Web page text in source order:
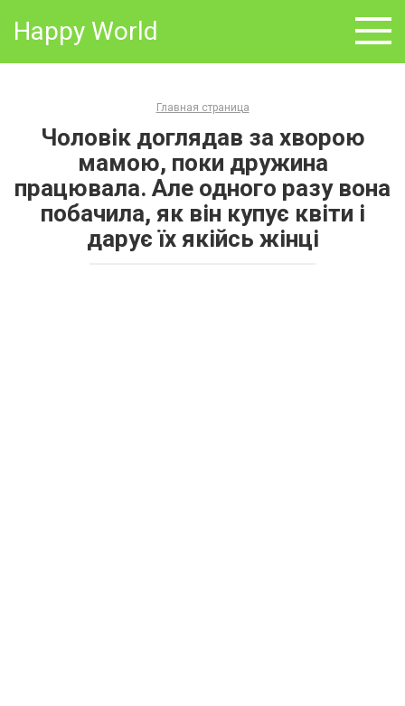
Happy World
Главная страница
Чоловік доглядав за хворою
мамою, поки дружина
працювала. Але одного разу вона
побачила, як він купує квіти і
дарує їх якійсь жінці